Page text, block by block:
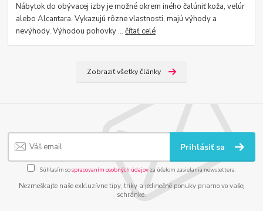
Nábytok do obývacej izby je možné okrem iného čalúniť koža, velúr
alebo Alcantara. Vykazujú rôzne vlastnosti, majú výhody a
nevýhody. Výhodou pohovky ...čítať celé
Zobraziť všetky články
Prihlásiť sa
Súhlasím sospracovaním osobných údajov za účelom zasielania newslettera.
Nezmeškajte naše exkluzívne tipy, triky a jedinečné ponuky priamo vo vašej
schránke.